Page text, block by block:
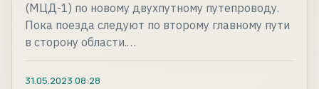
(МЦД-1) по новому двухпутному путепроводу.
Пока поезда следуют по второму главному пути
в сторону области.…
31.05.2023 08:28